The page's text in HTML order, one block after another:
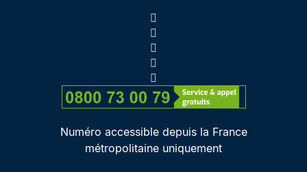
Numéro accessible depuis la France
métropolitaine uniquement